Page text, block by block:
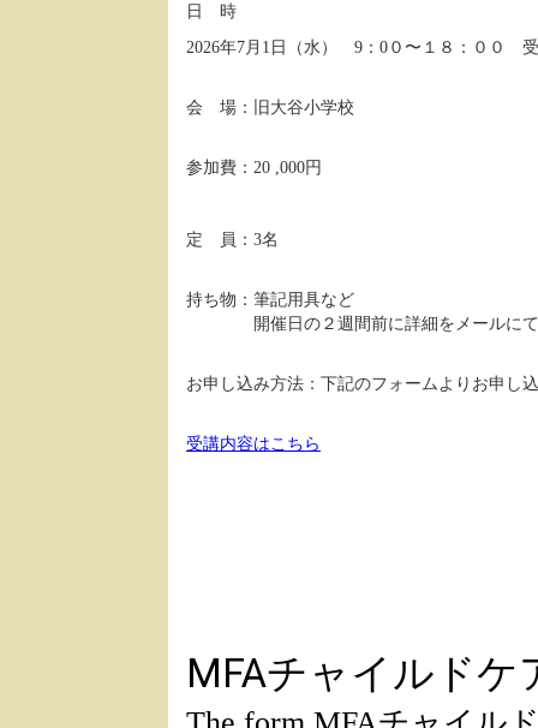
日 時
2026年7月1日（水） 9：0０〜１８：００
会 場：旧大谷小学校
参加費：20 ,000円
定 員：3名
持ち物：筆記用具など
開催日の２週間前に詳細をメールにて
お申し込み方法：下記のフォームよりお申し
受講内容はこちら